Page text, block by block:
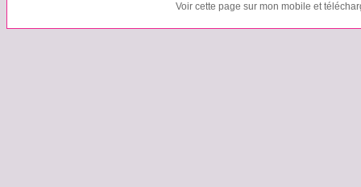
Voir cette page sur mon mobile et